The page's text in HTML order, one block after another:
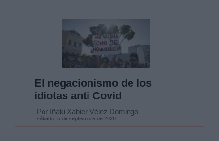
El negacionismo de los
idiotas anti Covid
Por Iñaki Xabier Vélez Domingo
sábado, 5 de septiembre de 2020